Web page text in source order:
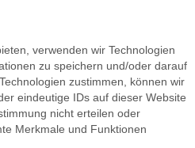
verwenden wir Technologien
zu speichern und/oder darauf
zustimmen, können wir
eindeutige IDs auf dieser Website
nicht erteilen oder
Merkmale und Funktionen